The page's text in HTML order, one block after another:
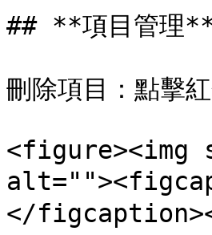
## **項目管理
刪除項目：點擊
<figure><img
</